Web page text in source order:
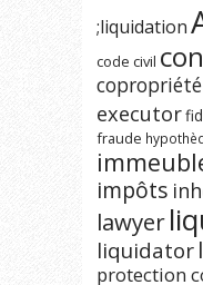
;liquidation
code civil
copropriété
executor
fraude
impôts
lawyer
liquidator
protection